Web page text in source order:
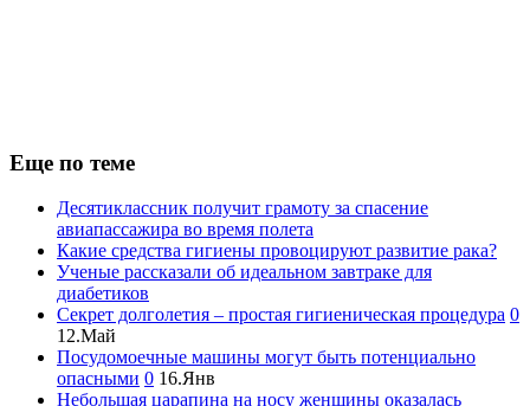
Еще по теме
Десятиклассник получит грамоту за спасение
авиапассажира во время полета
Какие средства гигиены провоцируют развитие рака?
Ученые рассказали об идеальном завтраке для
диабетиков
Секрет долголетия – простая гигиеническая процедура 0
12.Май
Посудомоечные машины могут быть потенциально
опасными 0 16.Янв
Небольшая царапина на носу женщины оказалась